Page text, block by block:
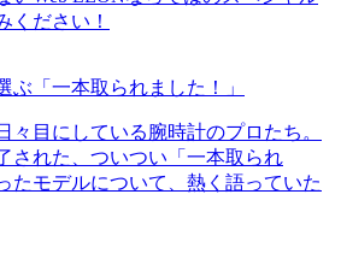
ください！
ぶ「一本取られました！」
々目にしている腕時計のプロたち。
された、ついつい「一本取られ
たモデルについて、熱く語っていた